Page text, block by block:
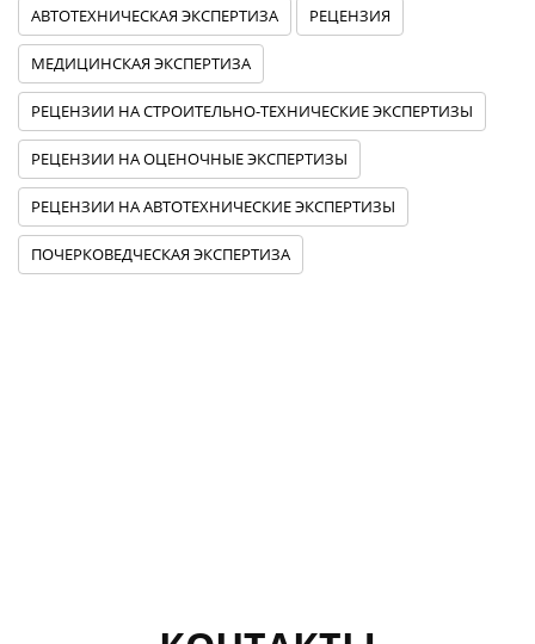
АВТОТЕХНИЧЕСКАЯ ЭКСПЕРТИЗА РЕЦЕНЗИЯ
МЕДИЦИНСКАЯ ЭКСПЕРТИЗА
РЕЦЕНЗИИ НА СТРОИТЕЛЬНО-ТЕХНИЧЕСКИЕ ЭКСПЕРТИЗЫ
РЕЦЕНЗИИ НА ОЦЕНОЧНЫЕ ЭКСПЕРТИЗЫ
РЕЦЕНЗИИ НА АВТОТЕХНИЧЕСКИЕ ЭКСПЕРТИЗЫ
ПОЧЕРКОВЕДЧЕСКАЯ ЭКСПЕРТИЗА